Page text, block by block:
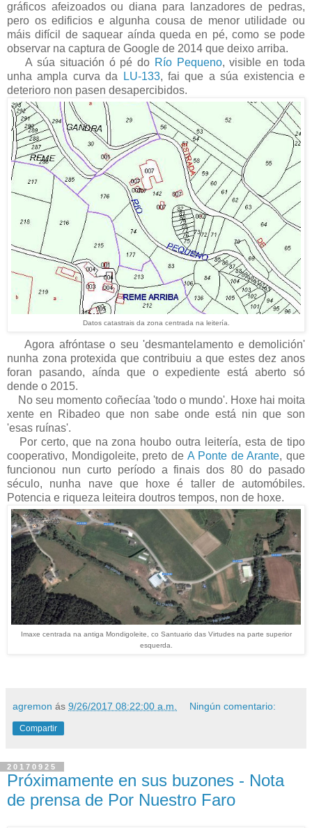
gráficos afeizoados ou diana para lanzadores de pedras,
pero os edificios e algunha cousa de menor utilidade ou
máis difícil de saquear aínda queda en pé, como se pode
observar na captura de Google de 2014 que deixo arriba.
A súa situación ó pé do Río Pequeno, visible en toda
unha ampla curva da
LU-133, fai que a súa existencia e
deterioro non pasen desapercibidos.
Datos catastrais da zona centrada na leitería.
Agora afróntase o seu 'desmantelamento e demolición'
nunha zona protexida que contribuiu a que estes dez anos
foran pasando, aínda que o expediente está aberto só
dende o 2015.
No seu momento coñecíaa 'todo o mundo'. Hoxe hai moita
xente en Ribadeo que non sabe onde está nin que son
'esas ruínas'.
Por certo, que na zona houbo outra leitería, esta de tipo
cooperativo, Mondigoleite, preto de A Ponte de Arante, que
funcionou nun curto período a finais dos 80 do pasado
século, nunha nave que hoxe é taller de automóbiles.
Potencia e riqueza leiteira doutros tempos, non de hoxe.
Imaxe centrada na antiga Mondigoleite, co Santuario das Virtudes na parte superior
esquerda.
agremon ás 9/26/2017 08:22:00 a.m. Ningún comentario:
Compartir
20170925
Próximamente en sus buzones - Nota
de prensa de Por Nuestro Faro